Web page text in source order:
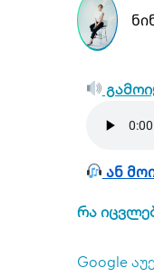
ან
რა
Google